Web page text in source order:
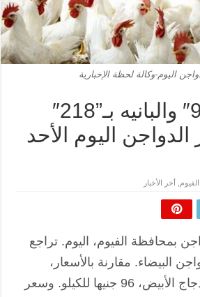
اليوم-وكالة لحظة الإخبارية
البيضاء بـ”96″ والبانيه بـ”218″
الدواجن اليوم الأحد
الفيوم أخر الأخبار
بمحافظة الفيوم، اليوم. تراجع
البيضاء. مقارنة بالأسعار،
أمس، وبلغ سعر الدجاج الأبيض، 96 جنيها للكيلو. وسعر